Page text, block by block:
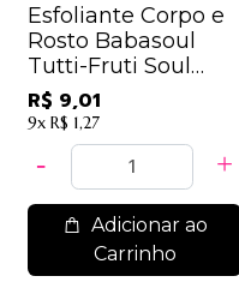
Esfoliante Corpo e
Rosto Babasoul
Tutti-Fruti Soul
Cosméticos
R$ 9,01
9x R$ 1,27
Adicionar ao
Carrinho